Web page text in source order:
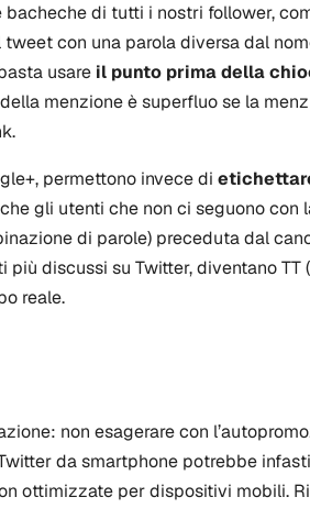
di tutti i nostri follower,
con una parola diversa dal
usareil punto prima della
menzione è superfluo se la
permettono invece di
gli utenti che non ci seguono con
di parole) preceduta dal
più discussi su Twitter, diventano
reale.
non esagerare con
da smartphone potrebbe
ottimizzate per dispositivi mobili.